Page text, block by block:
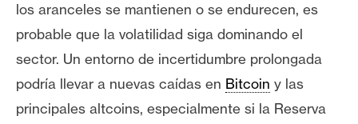
los aranceles se mantienen o se endurecen, es
probable que la volatilidad siga dominando el
sector. Un entorno de incertidumbre prolongada
podría llevar a nuevas caídas en Bitcoin y las
principales altcoins, especialmente si la Reserva